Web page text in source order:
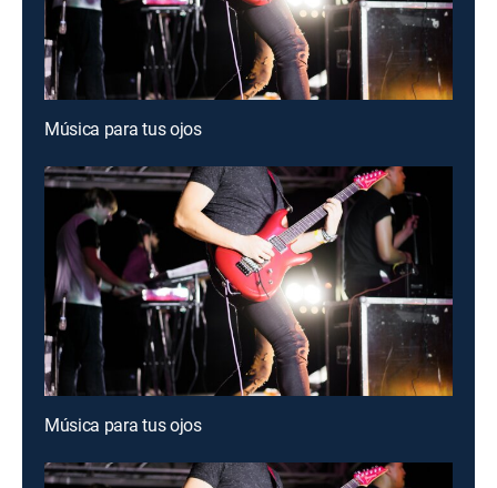
Música para tus ojos
Música para tus ojos